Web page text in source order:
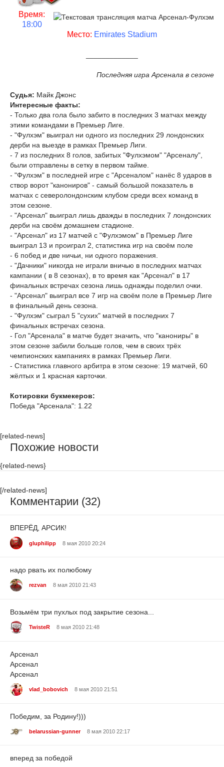
Время:
18:00
Место: Emirates Stadium
Последняя игра Арсенала в сезоне
Судья: Майк Джонс
Интересные факты:
- Только два гола было забито в последних 3 матчах между
этими командами в Премьер Лиге.
- "Фулхэм" выиграл ни одного из последних 29 лондонских
дерби на выезде в рамках Премьер Лиги.
- 7 из последних 8 голов, забитых "Фулхэмом" "Арсеналу",
были отправлены в сетку в первом тайме.
- "Фулхэм" в последней игре с "Арсеналом" нанёс 8 ударов в
створ ворот "канониров" - самый большой показатель в
матчах с северолондонским клубом среди всех команд в
этом сезоне.
- "Арсенал" выиграл лишь дважды в последних 7 лондонских
дерби на своём домашнем стадионе.
- "Арсенал" из 17 матчей с "Фулхэмом" в Премьер Лиге
выиграл 13 и проиграл 2, статистика игр на своём поле
- 6 побед и две ничьи, ни одного поражения.
- "Дачники" никогда не играли вничью в последних матчах
кампании ( в 8 сезонах), в то время как "Арсенал" в 17
финальных встречах сезона лишь однажды поделил очки.
- "Арсенал" выиграл все 7 игр на своём поле в Премьер Лиге
в финальный день сезона.
- "Фулхэм" сыграл 5 "сухих" матчей в последних 7
финальных встречах сезона.
- Гол "Арсенала" в матче будет значить, что "канониры" в
этом сезоне забили больше голов, чем в своих трёх
чемпионских кампаниях в рамках Премьер Лиги.
- Статистика главного арбитра в этом сезоне: 19 матчей, 60
жёлтых и 1 красная карточки.
Котировки букмекеров:
Победа "Арсенала": 1.22
[related-news]
Похожие новости
{related-news}
[/related-news]
Комментарии (32)
ВПЕРЁД, АРСИК!
gluphilipp 8 мая 2010 20:24
надо рвать их полюбому
rezvan 8 мая 2010 21:43
Возьмём три пухлых под закрытие сезона...
TwisteR 8 мая 2010 21:48
Арсенал
Арсенал
Арсенал
vlad_bobovich 8 мая 2010 21:51
Победим, за Родину!)))
belarussian-gunner 8 мая 2010 22:17
вперед за победой